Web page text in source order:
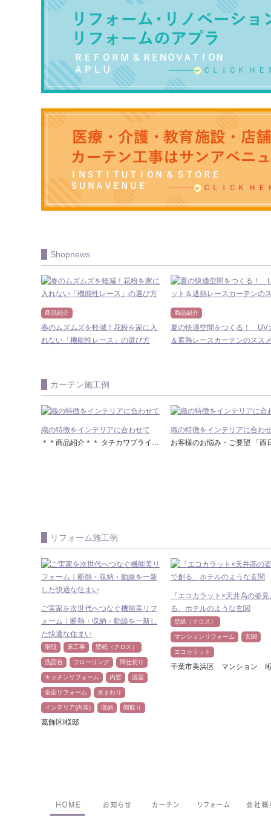
Shopnews
商品紹介
春のムズムズを軽減！花粉を家に入
れない「機能性レース」の選び方
商品紹介
夏の快適空間をつくる！ UV
＆遮熱レースカーテンのスス
カーテン施工例
織の特徴をインテリアに合わせて
＊＊商品紹介＊＊ タチカワブラインド製 『遮光モヘア ロールスクリーン』 お客様のお悩み・ご要望 「子どもが光で起きてしまう。光漏れを防ぎたい。」 ご提案させていただいたポイント ◇ ガイドレールを設置し上下左右の差し込みをカット ◇フロントカバーのオプションで上部の光漏れもカット 施工後にいただいたお客様の感想 R様：「めちゃ感動！ほんとに光が漏れないんですね！」 スタッフからのおすすめポイント ガイドレールをつければ、小さいお子様や日中おやすみになる方には光漏れをシャットアウト出来、快適におやすみになれます。 ●◆ Tell:0120-48-5070 住所:千葉県松戸市新松戸5-149 当アカウントホーム画面からの問い合わせやHPのネット予約も承っております！ お気軽にご相談ください！ ➡松戸本店のご予約はこちら ➡東京日本橋店（完全予約制）のご予約はこちら リフォームも承っております！ 施工事例をたくさん載せているので、 ぜひご覧ください！
織の特徴をインテリアに合わ
リフォーム施工例
ご実家を次世代へつなぐ機能美リフ
ォーム｜断熱・収納・動線を一新し
た快適な住まい
階段 床工事 壁紙（クロス）
洗面台 フローリング 間仕切り
キッチンリフォーム 内窓 浴室
全面リフォーム 水まわり
インテリア(内装) 収納 間取り
葛飾区I様邸
『エコカラット×天井高の姿
る、ホテルのような玄関
壁紙（クロス）
マンションリフォーム 玄関
エコカラット
千葉市美浜区 マンション I